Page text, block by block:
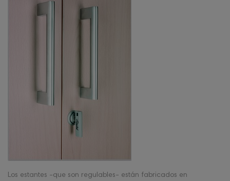
Los estantes -que son regulables- están fabricados en